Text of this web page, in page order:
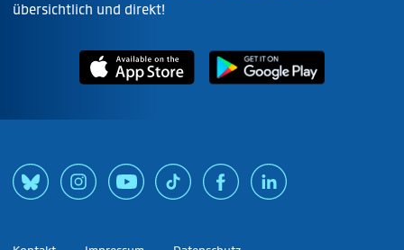
übersichtlich und direkt!